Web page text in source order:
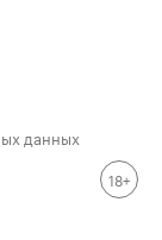
данных
18+